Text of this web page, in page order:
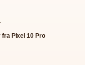
Pixel 10 Pro